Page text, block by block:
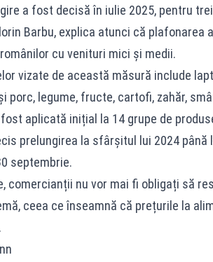
a fost decisă în iulie 2025, pentru
Barbu, explica atunci că
cu venituri mici și medii.
vizate de această măsură include
porc, legume, fructe, cartofi, zahăr,
aplicată inițial la 14 grupe de
prelungirea la sfârșitul lui 2024
septembrie.
comercianții nu vor mai fi obligați să
ceea ce înseamnă că prețurile la